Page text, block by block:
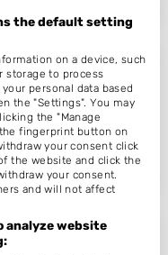
25
Assen
the default setting
on a device, such
storage to process
personal data based
the "Settings". You may
the "Manage
fingerprint button on
your consent click
the website and click the
your consent.
and will not affect
analyze website